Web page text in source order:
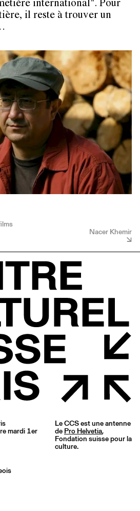
international". Pour
il reste à trouver un
Nacer Khemir
mardi 1er
Le CCS est une antenne
de Pro Helvetia,
Fondation suisse pour la
culture.